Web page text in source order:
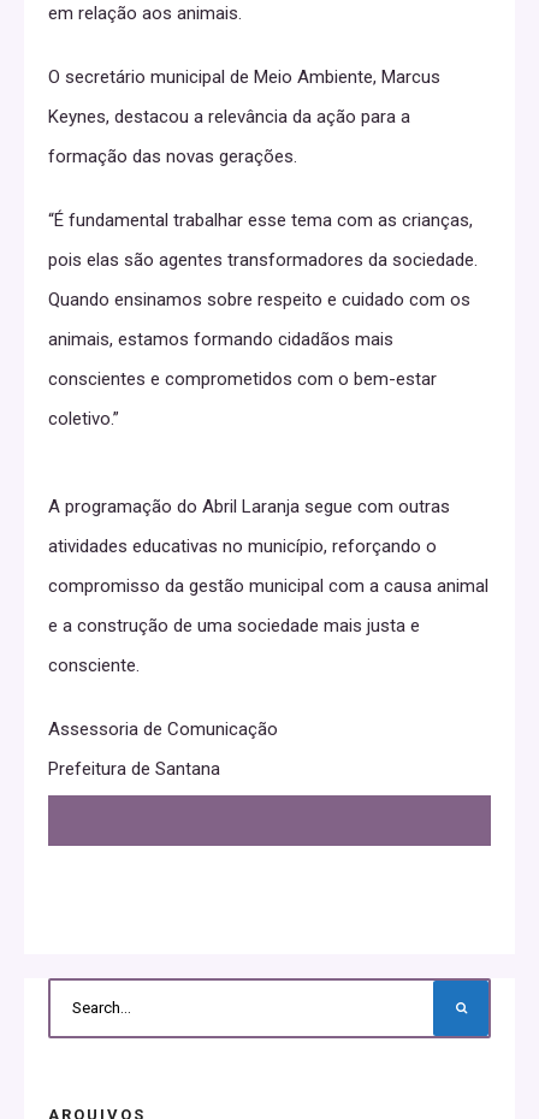
em relação aos animais.
O secretário municipal de Meio Ambiente, Marcus
Keynes, destacou a relevância da ação para a
formação das novas gerações.
“É fundamental trabalhar esse tema com as crianças,
pois elas são agentes transformadores da sociedade.
Quando ensinamos sobre respeito e cuidado com os
animais, estamos formando cidadãos mais
conscientes e comprometidos com o bem-estar
coletivo.”
A programação do Abril Laranja segue com outras
atividades educativas no município, reforçando o
compromisso da gestão municipal com a causa animal
e a construção de uma sociedade mais justa e
consciente.
Assessoria de Comunicação
Prefeitura de Santana
ARQUIVOS